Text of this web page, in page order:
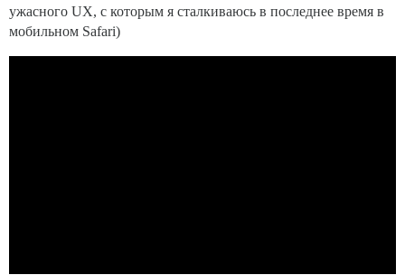
ужасного UX, с которым я сталкиваюсь в последнее время в
мобильном Safari)